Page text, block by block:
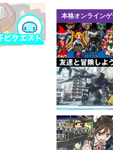
本格オンライン